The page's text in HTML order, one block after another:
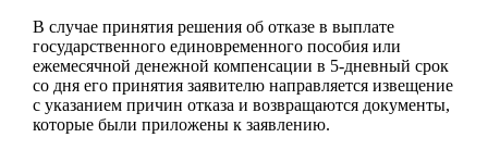
В случае принятия решения об отказе в выплате
государственного единовременного пособия или
ежемесячной денежной компенсации в 5-дневный срок
со дня его принятия заявителю направляется извещение
с указанием причин отказа и возвращаются документы,
которые были приложены к заявлению.